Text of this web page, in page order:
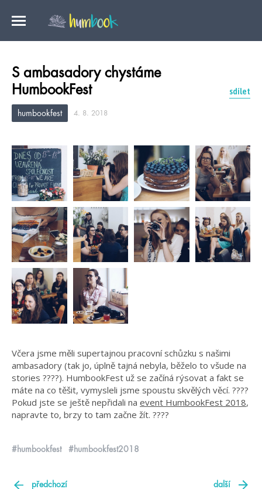
S ambasadory chystáme
HumbookFest
sdílet
humbookfest 4. 8. 2018
Včera jsme měli supertajnou pracovní schůzku s našimi
ambasadory (tak jo, úplně tajná nebyla, běželo to všude na
stories ????). HumbookFest už se začíná rýsovat a fakt se
máte na co těšit, vymysleli jsme spoustu skvělých věcí. ????
Pokud jste se ještě nepřidali na event HumbookFest 2018,
napravte to, brzy to tam začne žít. ????
#humbookfest #humbookfest2018
předchozí další